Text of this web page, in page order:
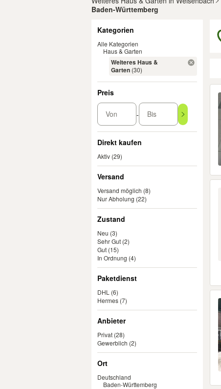
Baden-Württemberg
Kategorien
Alle Kategorien
Haus & Garten
Weiteres Haus &
Garten (30)
Preis
Von - Bis
Direkt kaufen
Aktiv (29)
Versand
Versand möglich (8)
Nur Abholung (22)
Zustand
Neu (3)
Sehr Gut (2)
Gut (15)
In Ordnung (4)
Paketdienst
DHL (6)
Hermes (7)
Anbieter
Privat (28)
Gewerblich (2)
Ort
Deutschland
Baden-Württemberg